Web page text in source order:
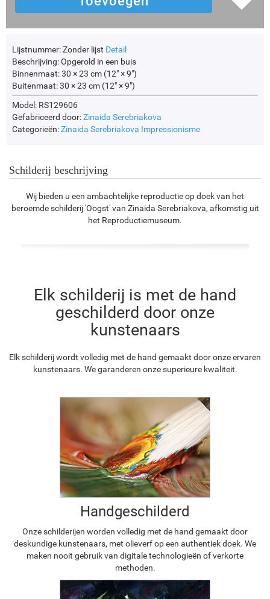
Lijstnummer:Zonder lijst Detail
Beschrijving:Opgerold in een buis
Binnenmaat:30 × 23 cm (12" × 9")
Buitenmaat:30 × 23 cm (12" × 9")
Model: RS129606
Gefabriceerd door:Zinaida Serebriakova
Categorieën:Zinaida Serebriakova Impressionisme
Schilderij beschrijving
Wij bieden u een ambachtelijke reproductie op doek van het
beroemde schilderij 'Oogst' van Zinaida Serebriakova, afkomstig uit
het Reproductiemuseum.
Elk schilderij is met de hand
geschilderd door onze
kunstenaars
Elk schilderij wordt volledig met de hand gemaakt door onze ervaren
kunstenaars. We garanderen onze superieure kwaliteit.
Handgeschilderd
Onze schilderijen worden volledig met de hand gemaakt door
deskundige kunstenaars, met olieverf op een authentiek doek. We
maken nooit gebruik van digitale technologieën of verkorte
methoden.